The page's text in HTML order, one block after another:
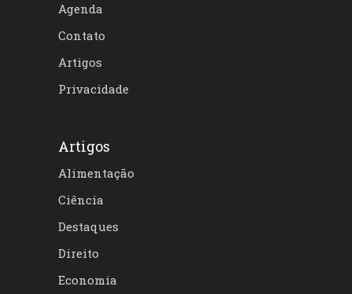
Agenda
Contato
Artigos
Privacidade
Artigos
Alimentação
Ciência
Destaques
Direito
Economia